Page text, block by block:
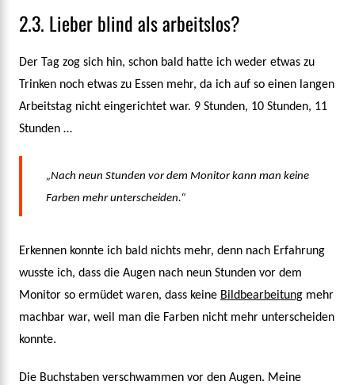
2.3. Lieber blind als arbeitslos?
Der Tag zog sich hin, schon bald hatte ich weder etwas zu
Trinken noch etwas zu Essen mehr, da ich auf so einen langen
Arbeitstag nicht eingerichtet war. 9 Stunden, 10 Stunden, 11
Stunden …
„Nach neun Stunden vor dem Monitor kann man keine
Farben mehr unterscheiden.“
Erkennen konnte ich bald nichts mehr, denn nach Erfahrung
wusste ich, dass die Augen nach neun Stunden vor dem
Monitor so ermüdet waren, dass keine Bildbearbeitungmehr
machbar war, weil man die Farben nicht mehr unterscheiden
konnte.
Die Buchstaben verschwammen vor den Augen. Meine